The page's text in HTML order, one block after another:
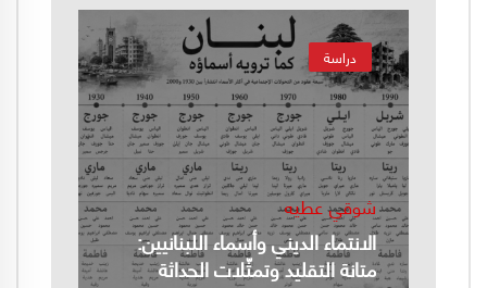
دراسة
شوقي عطيه
الانتماء الديني وأسماء اللبنانيين:
متانة التقليد وتمثّلات الحداثة